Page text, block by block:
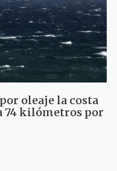
oleaje la costa
74 kilómetros por